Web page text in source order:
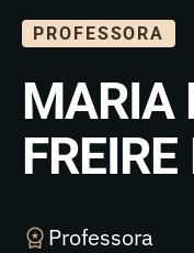
PROFESSORA
MARIA
Professora